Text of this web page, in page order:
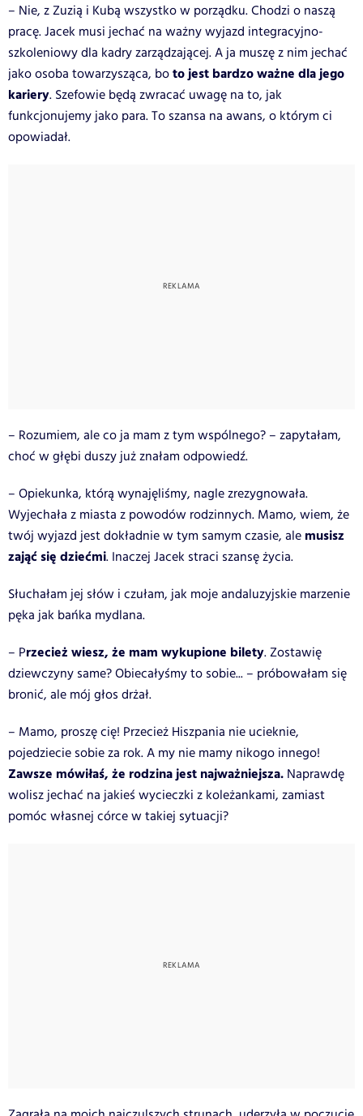
– Nie, z Zuzią i Kubą wszystko w porządku. Chodzi o naszą
pracę. Jacek musi jechać na ważny wyjazd integracyjno-
szkoleniowy dla kadry zarządzającej. A ja muszę z nim jechać
jako osoba towarzysząca, boto jest bardzo ważne dla jego
kariery. Szefowie będą zwracać uwagę na to, jak
funkcjonujemy jako para. To szansa na awans, o którym ci
opowiadał.
– Rozumiem, ale co ja mam z tym wspólnego? – zapytałam,
choć w głębi duszy już znałam odpowiedź.
– Opiekunka, którą wynajęliśmy, nagle zrezygnowała.
Wyjechała z miasta z powodów rodzinnych. Mamo, wiem, że
twój wyjazd jest dokładnie w tym samym czasie, ale musisz
zająć się dziećmi. Inaczej Jacek straci szansę życia.
Słuchałam jej słów i czułam, jak moje andaluzyjskie marzenie
pęka jak bańka mydlana.
– Przecież wiesz, że mam wykupione bilety. Zostawię
dziewczyny same? Obiecałyśmy to sobie... – próbowałam się
bronić, ale mój głos drżał.
– Mamo, proszę cię! Przecież Hiszpania nie ucieknie,
pojedziecie sobie za rok. A my nie mamy nikogo innego!
Zawsze mówiłaś, że rodzina jest najważniejsza. Naprawdę
wolisz jechać na jakieś wycieczki z koleżankami, zamiast
pomóc własnej córce w takiej sytuacji?